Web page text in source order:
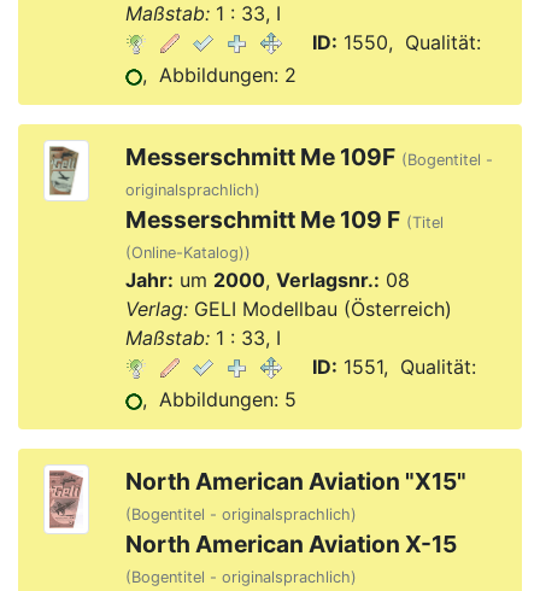
Maßstab:1 : 33, I
ID: 1550, Qualität:
, Abbildungen: 2
Messerschmitt Me 109F (Bogentitel -
originalsprachlich)
Messerschmitt Me 109 F (Titel
(Online-Katalog))
Jahr: um 2000, Verlagsnr.: 08
Verlag:GELI Modellbau (Österreich)
Maßstab:1 : 33, I
ID: 1551, Qualität:
, Abbildungen: 5
North American Aviation "X15"
(Bogentitel - originalsprachlich)
North American Aviation X-15
(Bogentitel - originalsprachlich)